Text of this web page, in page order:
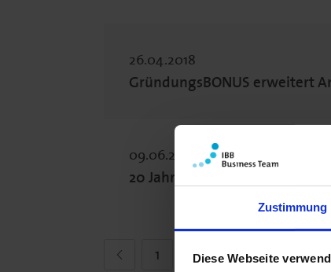
Zustimmung
Diese Webseite
26.04.2018
GründungsBONUS erweitert
09.06.2017
20 Jahre Coaching BONUS –
1 5 6